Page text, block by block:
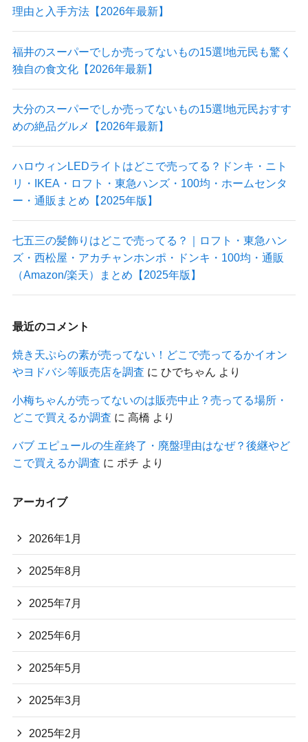
理由と入手方法【2026年最新】
福井のスーパーでしか売ってないもの15選!地元民も驚く
独自の食文化【2026年最新】
大分のスーパーでしか売ってないもの15選!地元民おすす
めの絶品グルメ【2026年最新】
ハロウィンLEDライトはどこで売ってる？ドンキ・ニト
リ・IKEA・ロフト・東急ハンズ・100均・ホームセンタ
ー・通販まとめ【2025年版】
七五三の髪飾りはどこで売ってる？｜ロフト・東急ハン
ズ・西松屋・アカチャンホンポ・ドンキ・100均・通販
（Amazon/楽天）まとめ【2025年版】
最近のコメント
焼き天ぷらの素が売ってない！どこで売ってるかイオン
やヨドバシ等販売店を調査 に ひでちゃん より
小梅ちゃんが売ってないのは販売中止？売ってる場所・
どこで買えるか調査 に 高橋 より
バブ エピュールの生産終了・廃盤理由はなぜ？後継やど
こで買えるか調査 に ポチ より
アーカイブ
2026年1月
2025年8月
2025年7月
2025年6月
2025年5月
2025年3月
2025年2月